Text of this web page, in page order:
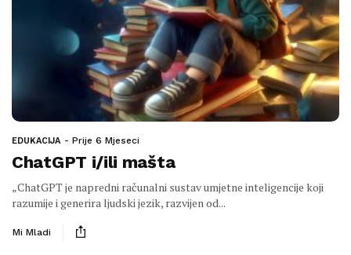
EDUKACIJA Prije 6 Mjeseci
ChatGPT i/ili mašta
„ChatGPT je napredni računalni sustav umjetne inteligencije koji
razumije i generira ljudski jezik, razvijen od...
Mi Mladi